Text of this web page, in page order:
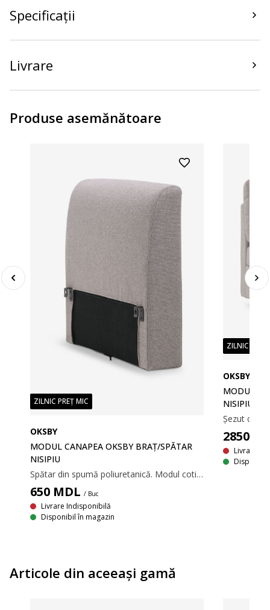
Specificații
Livrare
Produse asemănătoare
ZILNIC PREȚ MIC
OKSBY
MODUL CANAPEA OKSBY BRAȚ/SPĂTAR
NISIPIU
Spătar din spumă poliuretanică. Modul cotieră/spătar pentru canapea modulară. 65x62x14 cm
650 MDL/ Buc
Livrare Indisponibilă
Disponibil în magazin
ZILNIC PREȚ
OKSBY
MODUL
NISIPIU
2850
Livrare
Disponibil
Articole din aceeaşi gamă